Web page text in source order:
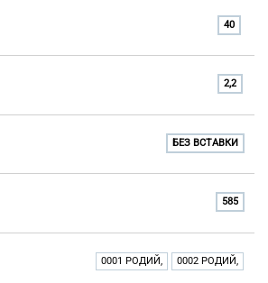
40
2,2
БЕЗ ВСТАВКИ
585
0001 РОДИЙ, 0002 РОДИЙ,